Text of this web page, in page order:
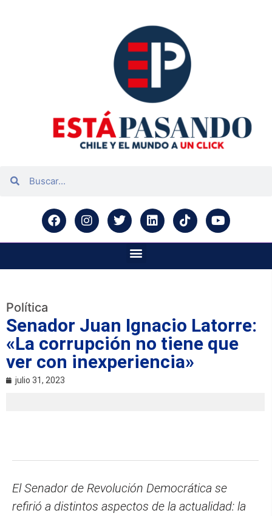
Política
Senador Juan Ignacio Latorre:
«La corrupción no tiene que
ver con inexperiencia»
julio 31, 2023
El Senador de Revolución Democrática se
refirió a distintos aspectos de la actualidad: la